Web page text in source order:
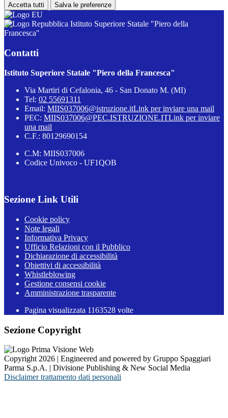
Accetta tutti Salva le preferenze
Istituto Superiore Statale "Piero della
Francesca"
Contatti
Istituto Superiore Statale "Piero della Francesca"
Via Martiri di Cefalonia, 46 - San Donato M. (MI)
Tel: 02 55691311
Email: MIIS037006@istruzione.itLink per inviare una mail
PEC: MIIS037006@PEC.ISTRUZIONE.ITLink per inviare
una mail
C.F.: 80129690154
C.M: MIIS037006
Codice Univoco - UF1QOB
Sezione Link Utili
Cookie policy
Note legali
Informativa Privacy
Ufficio Relazioni con il Pubblico
Dichiarazione di accessibilità
Obiettivi di accessibilità
Whistleblowing
Gestione consensi cookie
Amministrazione trasparente
Pagina visualizzata 1163528 volte
Sezione Copyright
Copyright 2026 | Engineered and powered by Gruppo Spaggiari
Parma S.p.A. | Divisione Publishing & New Social Media
Disclaimer trattamento dati personali